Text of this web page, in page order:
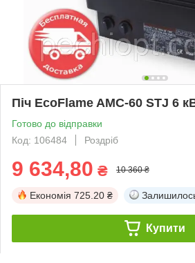
Піч EcoFlame AMC-60 STJ 6
Готово до відправки
Код: 106484
Роздріб
9 634,80 ₴ 10 360 ₴
Економія 725.20 ₴
Купити